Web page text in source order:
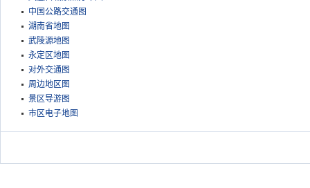
中国公路交通图
湖南省地图
武陵源地图
永定区地图
对外交通图
周边地区图
景区导游图
市区电子地图